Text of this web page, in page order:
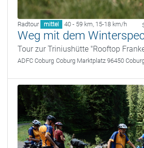
Radtour mittel 40 - 59 km, 15-18 km/h
Weg mit dem
Tour zur Triniushütte "Rooftop
ADFC Coburg Coburg Marktplatz 96450